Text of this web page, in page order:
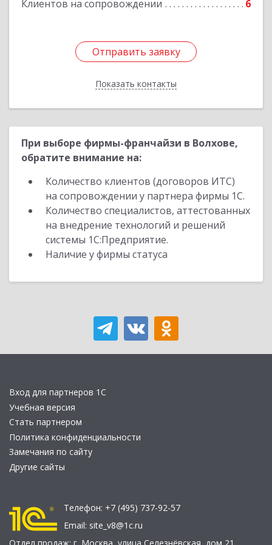
Клиентов на сопровождении 6
Отправить заявку
Показать контакты
Подробнее
Отправить заявку
Назад
При выборе фирмы-франчайзи в Волхове,
обратите внимание на:
Количество клиентов (договоров ИТС)
на сопровождении у партнера фирмы 1С.
Количество специалистов, аттестованных
на внедрение технологий и решений
системы 1С:Предприятие.
Наличие у фирмы статуса
Вход для партнеров 1С
Учебная версия
Стать партнером
Политика конфиденциальности
Замечания по сайту
Другие сайты
Телефон: +7 (495) 737-92-57
Email: site_v8@1c.ru